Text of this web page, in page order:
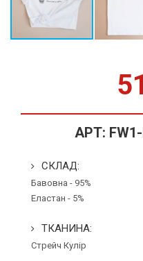
АРТ:
СКЛАД:
Бавовна - 95%
Еластан - 5%
ТКАНИНА:
Стрейч Кулір